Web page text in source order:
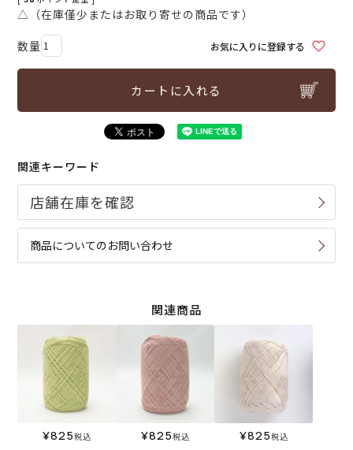
△（在庫僅少またはお取り寄せの商品です）
お気に入りに登録する
カートに入れる
関連キーワード
商品についてのお問い合わせ
関連商品
¥825税込 ¥825税込 ¥825税込